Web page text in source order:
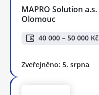
MAPRO Solution a.s.
Olomouc
40 000 – 50 000 Kč
Zveřejněno: 5. srpna